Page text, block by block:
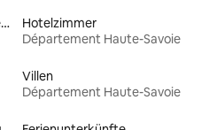
Unterkünfte mit behindertengerechtem Bett
Hotelzimmer
Département Haute-Savoie
Villen
Département Haute-Savoie